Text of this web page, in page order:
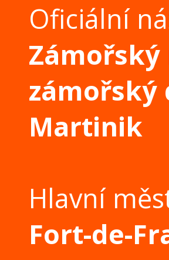
Oficiální
Martinik
Hlavní
Fort-de-